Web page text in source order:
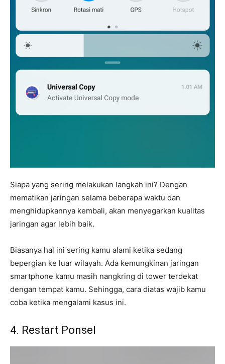
Siapa yang sering melakukan langkah ini? Dengan
mematikan jaringan selama beberapa waktu dan
menghidupkannya kembali, akan menyegarkan kualitas
jaringan agar lebih baik.
Biasanya hal ini sering kamu alami ketika sedang
bepergian ke luar wilayah. Ada kemungkinan jaringan
smartphone kamu masih nangkring di tower terdekat
dengan tempat kamu. Sehingga, cara diatas wajib kamu
coba ketika mengalami kasus ini.
4. Restart Ponsel